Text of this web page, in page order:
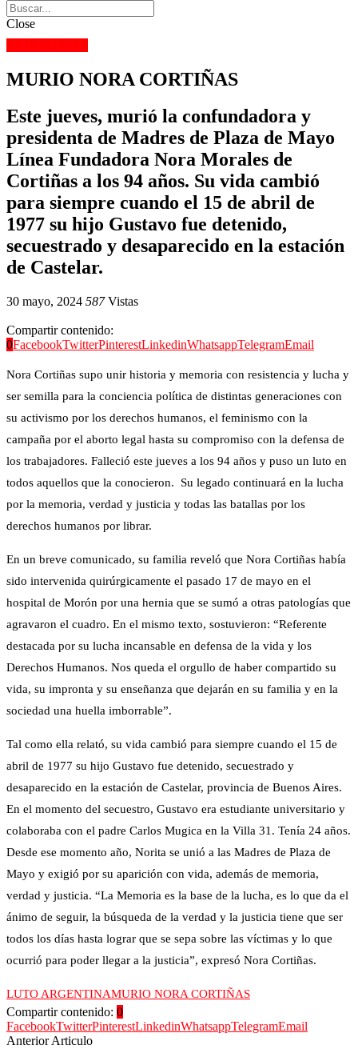
Close
MURIO NORA CORTIÑAS
Este jueves, murió la confundadora y
presidenta de Madres de Plaza de Mayo
Línea Fundadora Nora Morales de
Cortiñas a los 94 años. Su vida cambió
para siempre cuando el 15 de abril de
1977 su hijo Gustavo fue detenido,
secuestrado y desaparecido en la estación
de Castelar.
30 mayo, 2024 587Vistas
Compartir contenido:
0FacebookTwitterPinterestLinkedinWhatsappTelegramEmail
Nora Cortiñas supo unir historia y memoria con resistencia y lucha y
ser semilla para la conciencia política de distintas generaciones con
su activismo por los derechos humanos, el feminismo con la
campaña por el aborto legal hasta su compromiso con la defensa de
los trabajadores. Falleció este jueves a los 94 años y puso un luto en
todos aquellos que la conocieron. Su legado continuará en la lucha
por la memoria, verdad y justicia y todas las batallas por los
derechos humanos por librar.
En un breve comunicado, su familia reveló que Nora Cortiñas había
sido intervenida quirúrgicamente el pasado 17 de mayo en el
hospital de Morón por una hernia que se sumó a otras patologías que
agravaron el cuadro. En el mismo texto, sostuvieron: “Referente
destacada por su lucha incansable en defensa de la vida y los
Derechos Humanos. Nos queda el orgullo de haber compartido su
vida, su impronta y su enseñanza que dejarán en su familia y en la
sociedad una huella imborrable”.
Tal como ella relató, su vida cambió para siempre cuando el 15 de
abril de 1977 su hijo Gustavo fue detenido, secuestrado y
desaparecido en la estación de Castelar, provincia de Buenos Aires.
En el momento del secuestro, Gustavo era estudiante universitario y
colaboraba con el padre Carlos Mugica en la Villa 31. Tenía 24 años.
Desde ese momento año, Norita se unió a las Madres de Plaza de
Mayo y exigió por su aparición con vida, además de memoria,
verdad y justicia. “La Memoria es la base de la lucha, es lo que da el
ánimo de seguir, la búsqueda de la verdad y la justicia tiene que ser
todos los días hasta lograr que se sepa sobre las víctimas y lo que
ocurrió para poder llegar a la justicia”, expresó Nora Cortiñas.
LUTO ARGENTINAMURIO NORA CORTIÑAS
Compartir contenido: 0
FacebookTwitterPinterestLinkedinWhatsappTelegramEmail
Anterior Articulo